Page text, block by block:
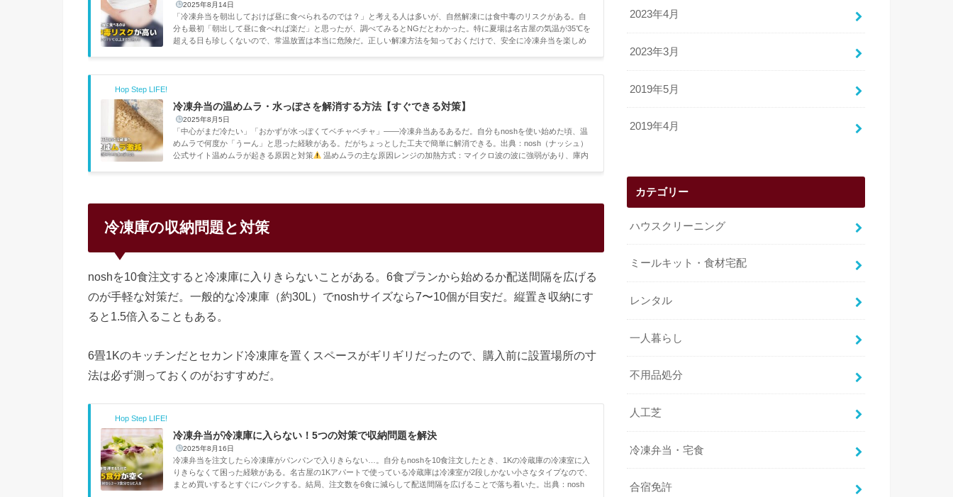
2025年8月14日
「冷凍弁当を朝出しておけば昼に食べられるのでは？」と考える人は多いが、自然解凍には食中毒のリスクがある。自
分も最初「朝出して昼に食べれば楽だ」と思ったが、調べてみるとNGだとわかった。特に夏場は名古屋の気温が35℃を
超える日も珍しくないので、常温放置は本当に危険だ。正しい解凍方法を知っておくだけで、安全に冷凍弁当を楽しめ
Hop Step LIFE!
冷凍弁当の温めムラ・水っぽさを解消する方法【すぐできる対策】
2025年8月5日
「中心がまだ冷たい」「おかずが水っぽくてベチャベチャ」――冷凍弁当あるあるだ。自分もnoshを使い始めた頃、温
めムラで何度か「うーん」と思った経験がある。だがちょっとした工夫で簡単に解消できる。出典：nosh（ナッシュ）
公式サイト温めムラが起きる原因と対策
温めムラの主な原因レンジの加熱方式：マイクロ波の波に強弱があり、庫内
冷凍庫の収納問題と対策
noshを10食注文すると冷凍庫に入りきらないことがある。6食プランから始めるか配送間隔を広げる
のが手軽な対策だ。一般的な冷凍庫（約30L）でnoshサイズなら7〜10個が目安だ。縦置き収納にす
ると1.5倍入ることもある。
6畳1Kのキッチンだとセカンド冷凍庫を置くスペースがギリギリだったので、購入前に設置場所の寸
法は必ず測っておくのがおすすめだ。
Hop Step LIFE!
冷凍弁当が冷凍庫に入らない！5つの対策で収納問題を解決
2025年8月16日
冷凍弁当を注文したら冷凍庫がパンパンで入りきらない…。自分もnoshを10食注文したとき、1Kの冷蔵庫の冷凍室に入
りきらなくて困った経験がある。名古屋の1Kアパートで使っている冷蔵庫は冷凍室が2段しかない小さなタイプなので、
まとめ買いするとすぐにパンクする。結局、注文数を6食に減らして配送間隔を広げることで落ち着いた。出典：nosh
2023年4月
2023年3月
2019年5月
2019年4月
カテゴリー
ハウスクリーニング
ミールキット・食材宅配
レンタル
一人暮らし
不用品処分
人工芝
冷凍弁当・宅食
合宿免許